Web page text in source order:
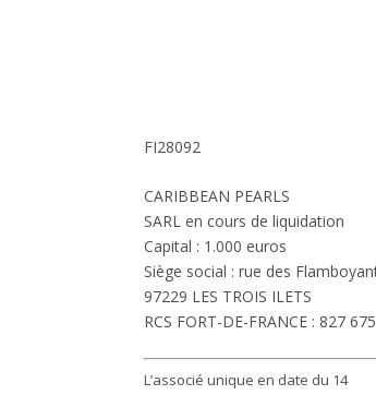
FI28092
CARIBBEAN PEARLS
SARL en cours de liquidation
Capital : 1.000 euros
Siège social : rue des
97229 LES TROIS ILETS
RCS FORT-DE-FRANCE : 827
L’associé unique en date du 14